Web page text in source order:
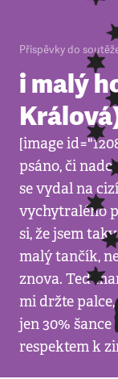
Příspěvky do
i malý
[image
psáno, či
se vydal na
vychytralého
si, že jsem
malý tančík,
znova. Teď
mi držte
jen 30%
respektem k